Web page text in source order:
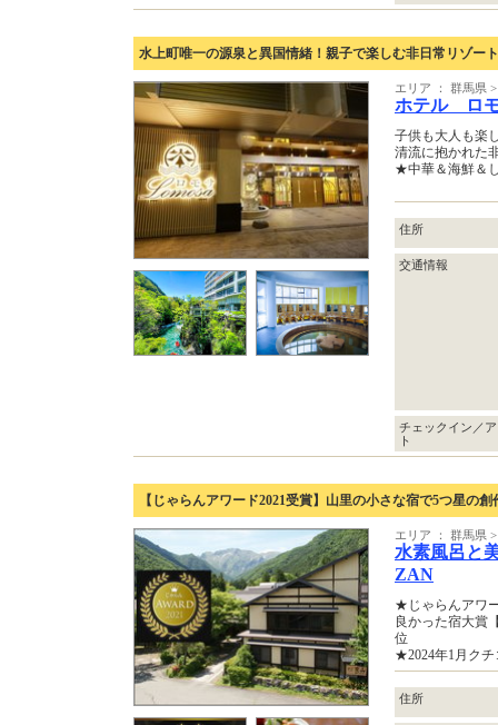
水上町唯一の源泉と異国情緒！親子で楽しむ非日常リゾー
エリア ： 群馬県
ホテル ロ
子供も大人も楽
清流に抱かれた
★中華＆海鮮＆
住所
交通情報
チェックイン／
ト
【じゃらんアワード2021受賞】山里の小さな宿で5つ星の創
エリア ： 群馬県
水素風呂と
ZAN
★じゃらんアワ
良かった宿大
位
★2024年1月ク
住所